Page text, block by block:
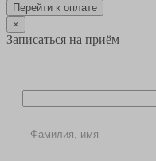
Перейти к оплате
×
Записаться на приём